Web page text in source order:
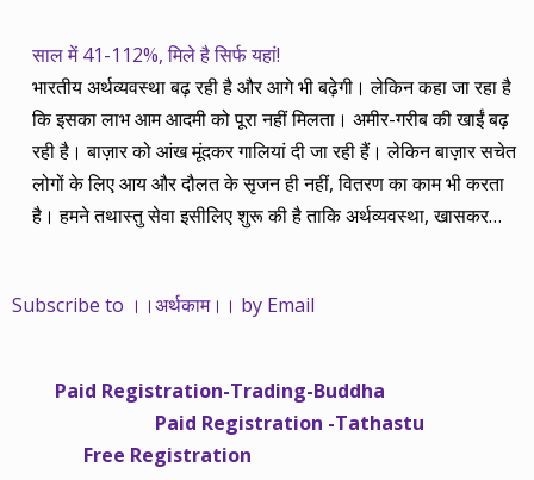
साल में 41-112%, मिले है सिर्फ यहां!
भारतीय अर्थव्यवस्था बढ़ रही है और आगे भी बढ़ेगी। लेकिन कहा जा रहा है
कि इसका लाभ आम आदमी को पूरा नहीं मिलता। अमीर-गरीब की खाईं बढ़
रही है। बाज़ार को आंख मूंदकर गालियां दी जा रही हैं। लेकिन बाज़ार सचेत
लोगों के लिए आय और दौलत के सृजन ही नहीं, वितरण का काम भी करता
है। हमने तथास्तु सेवा इसीलिए शुरू की है ताकि अर्थव्यवस्था, खासकर
महंगाई की दर 10 प्रतिशत से ऊपर रहती है। वे भागकर जाते हैं सोने और
साढ़े चार सालों से अर्थकाम से जुड़े हैं, वे हमारी ईमानदारी और सत्यनिष्ठा से
भलीभांति वाकिफ हैं। शुरू में हम भी कच्चे थे तो बाज़ार के उस्तादों के जाल
में फंस गए। गलतियां कीं। लेकिन जैसे ही समझ में आया, खटाक से उनसे
Subscribe to ।।अर्थकाम।। by Email
Paid Registration-Trading-Buddha
Paid Registration -Tathastu
Free Registration